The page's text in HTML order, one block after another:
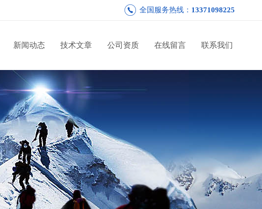
全国服务热线： 13371098225
新闻动态 技术文章 公司资质 在线留言 联系我们